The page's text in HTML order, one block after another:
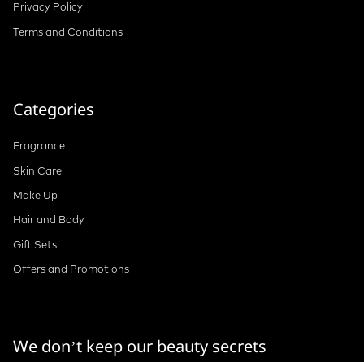
Privacy Policy
Terms and Conditions
Categories
Fragrance
Skin Care
Make Up
Hair and Body
Gift Sets
Offers and Promotions
We don’t keep our beauty secrets